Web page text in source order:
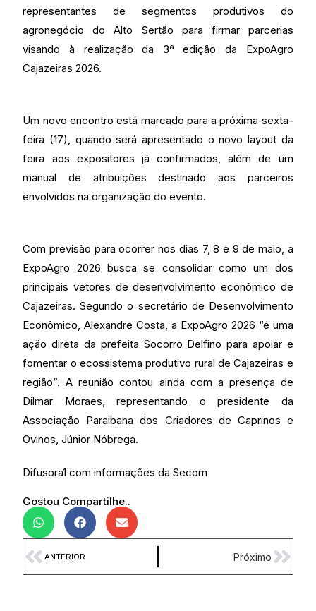
representantes de segmentos produtivos do
agronegócio do Alto Sertão para firmar parcerias
visando à realização da 3ª edição da ExpoAgro
Cajazeiras 2026.
Um novo encontro está marcado para a próxima sexta-
feira (17), quando será apresentado o novo layout da
feira aos expositores já confirmados, além de um
manual de atribuições destinado aos parceiros
envolvidos na organização do evento.
Com previsão para ocorrer nos dias 7, 8 e 9 de maio, a
ExpoAgro 2026 busca se consolidar como um dos
principais vetores de desenvolvimento econômico de
Cajazeiras. Segundo o secretário de Desenvolvimento
Econômico, Alexandre Costa, a ExpoAgro 2026 “é uma
ação direta da prefeita Socorro Delfino para apoiar e
fomentar o ecossistema produtivo rural de Cajazeiras e
região”. A reunião contou ainda com a presença de
Dilmar Moraes, representando o presidente da
Associação Paraibana dos Criadores de Caprinos e
Ovinos, Júnior Nóbrega.
Difusora1 com informações da Secom
Gostou Compartilhe..
ANTERIOR Próximo